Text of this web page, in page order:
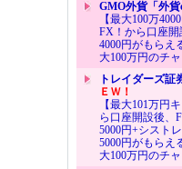
GMO外貨「外貨
【最大100万
FX！から口座
4000円がもらえ
大100万円のチャ
トレイダーズ証
ＥＷ！
【最大101万円
ら口座開設後、
5000円+シスト
5000円がもらえ
大100万円のチャ